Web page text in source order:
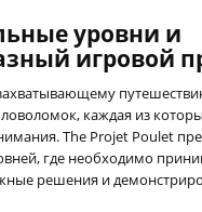
уровни и
игровой
каждая из
The Projet Poulet
где необходимо
решения и